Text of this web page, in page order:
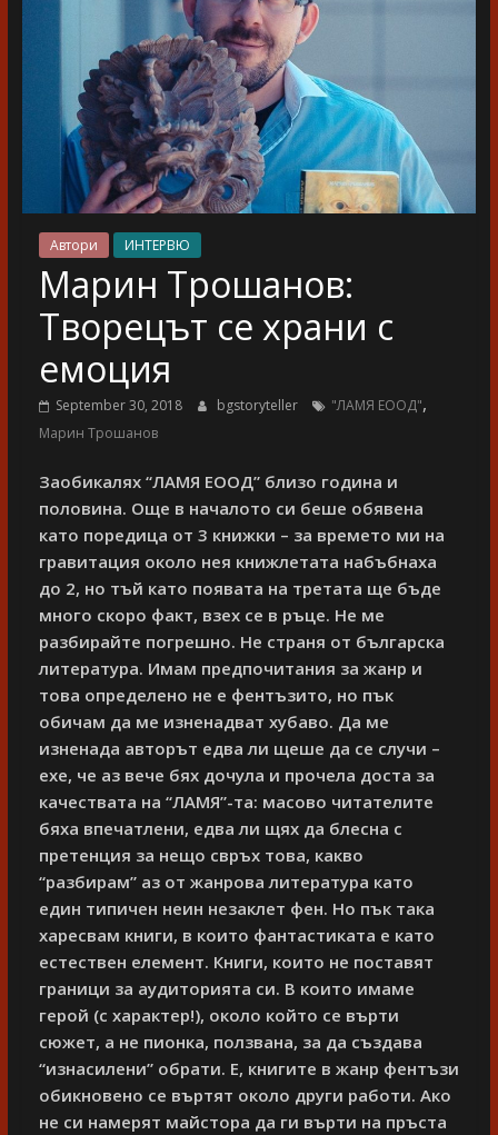
Автори ИНТЕРВЮ
Марин Трошанов:
Творецът се храни с
емоция
September 30, 2018 bgstoryteller "ЛАМЯ ЕООД",
Марин Трошанов
Заобикалях “ЛАМЯ ЕООД” близо година и
половина. Още в началото си беше обявена
като поредица от 3 книжки – за времето ми на
гравитация около нея книжлетата набъбнаха
до 2, но тъй като появата на третата ще бъде
много скоро факт, взех се в ръце. Не ме
разбирайте погрешно. Не страня от българска
литература. Имам предпочитания за жанр и
това определено не е фентъзито, но пък
обичам да ме изненадват хубаво. Да ме
изненада авторът едва ли щеше да се случи –
ехе, че аз вече бях дочула и прочела доста за
качествата на “ЛАМЯ”-та: масово читателите
бяха впечатлени, едва ли щях да блесна с
претенция за нещо свръх това, какво
“разбирам” аз от жанрова литература като
един типичен неин незаклет фен. Но пък така
харесвам книги, в които фантастиката е като
естествен елемент. Книги, които не поставят
граници за аудиторията си. В които имаме
герой (с характер!), около който се върти
сюжет, а не пионка, ползвана, за да създава
“изнасилени” обрати. Е, книгите в жанр фентъзи
обикновено се въртят около други работи. Ако
не си намерят майстора да ги върти на пръста